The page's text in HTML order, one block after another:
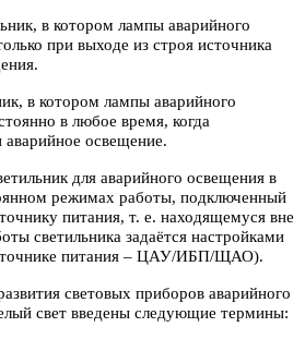
в котором лампы аварийного
при выходе из строя источника
в котором лампы аварийного
в любое время, когда
аварийное освещение.
для аварийного освещения в
режимах работы, подключенный
питания, т. е. находящемуся вне
светильника задаётся настройками
питания – ЦАУ/ИБП/ЩАО).
световых приборов аварийного
свет введены следующие термины: